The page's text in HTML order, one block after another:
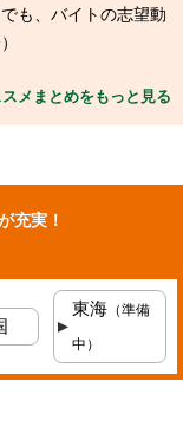
も、バイトの志望動
メまとめをもっと見る
充実！
東海 （準備
中）